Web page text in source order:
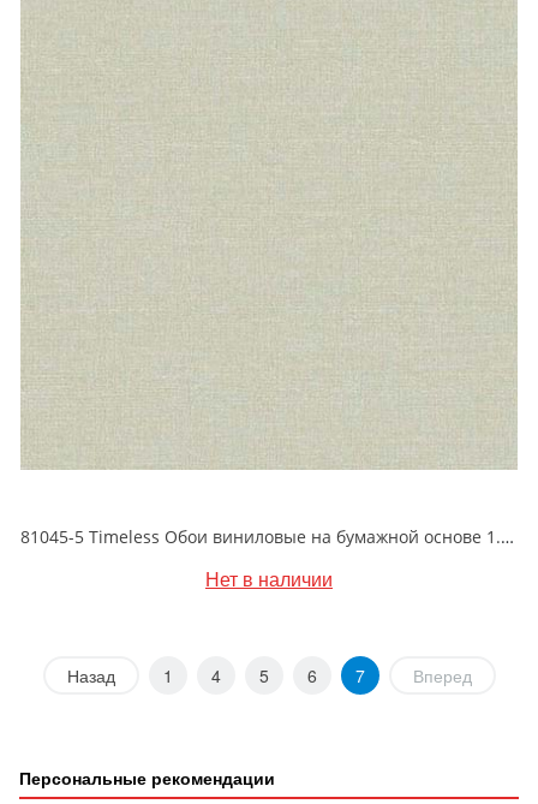
81045-5 Timeless Обои виниловые на бумажной основе 1.06*15.5
Нет в наличии
Назад 1 4 5 6 7 Вперед
Персональные рекомендации